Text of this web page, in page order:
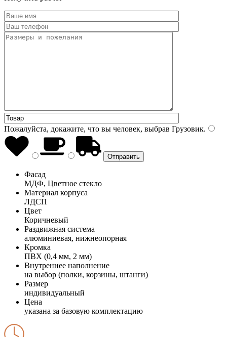
Пожалуйста, докажите, что вы человек, выбрав Грузовик.
Фасад
МДФ, Цветное стекло
Материал корпуса
ЛДСП
Цвет
Коричневый
Раздвижная система
алюминиевая, нижнеопорная
Кромка
ПВХ (0,4 мм, 2 мм)
Внутреннее наполнение
на выбор (полки, корзины, штанги)
Размер
индивидуальный
Цена
указана за базовую комплектацию